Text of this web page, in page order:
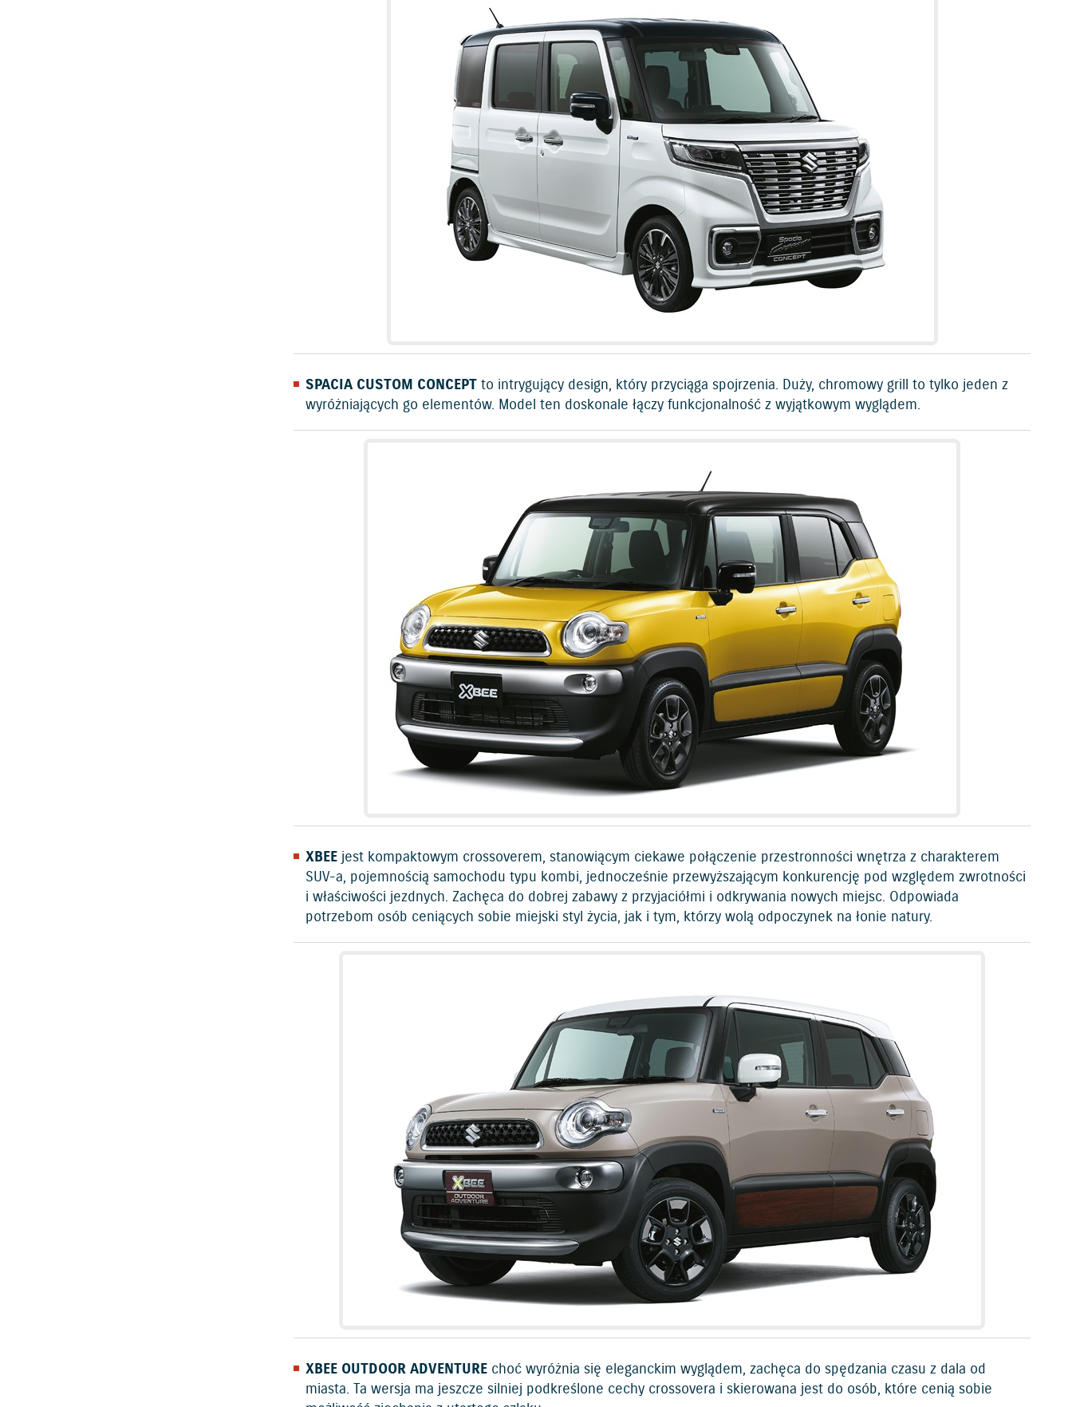
SPACIA CUSTOM CONCEPTto intrygujący design, który przyciąga spojrzenia. Duży, chromowy grill to tylko jeden z
wyróżniających go elementów. Model ten doskonale łączy funkcjonalność z wyjątkowym wyglądem.
XBEEjest kompaktowym crossoverem, stanowiącym ciekawe połączenie przestronności wnętrza z charakterem
SUV-a, pojemnością samochodu typu kombi, jednocześnie przewyższającym konkurencję pod względem zwrotności
i właściwości jezdnych. Zachęca do dobrej zabawy z przyjaciółmi i odkrywania nowych miejsc. Odpowiada
potrzebom osób ceniących sobie miejski styl życia, jak i tym, którzy wolą odpoczynek na łonie natury.
XBEE OUTDOOR ADVENTUREchoć wyróżnia się eleganckim wyglądem, zachęca do spędzania czasu z dala od
miasta. Ta wersja ma jeszcze silniej podkreślone cechy crossovera i skierowana jest do osób, które cenią sobie